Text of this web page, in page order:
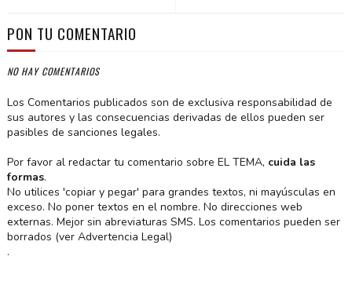
PON TU COMENTARIO
NO HAY COMENTARIOS
Los Comentarios publicados son de exclusiva responsabilidad de
sus autores y las consecuencias derivadas de ellos pueden ser
pasibles de sanciones legales.
Por favor al redactar tu comentario sobre EL TEMA, cuida las
formas.
No utilices 'copiar y pegar' para grandes textos, ni mayúsculas en
exceso. No poner textos en el nombre. No direcciones web
externas. Mejor sin abreviaturas SMS. Los comentarios pueden ser
borrados (ver Advertencia Legal)
.